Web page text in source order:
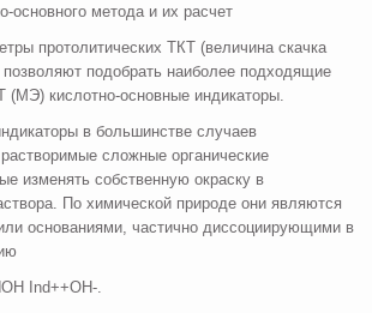
основного метода и их расчет
протолитических ТКТ (величина скачка
подобрать наиболее подходящие
(МЭ) кислотно-основные индикаторы.
в большинстве случаев
сложные органические
изменять собственную окраску в
По химической природе они являются
основаниями, частично диссоциирующими в
Ind++OH-.